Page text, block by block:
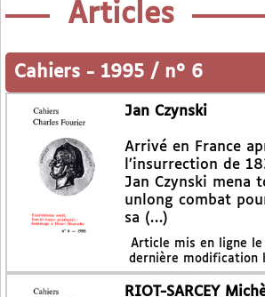
Articles
Cahiers - 1995 / n° 6
Jan Czynski
Arrivé en France
l’insurrection de
Jan Czynski mena
unlong combat
sa (…)
Article mis en ligne le
dernière modification
RIOT-SARCEY